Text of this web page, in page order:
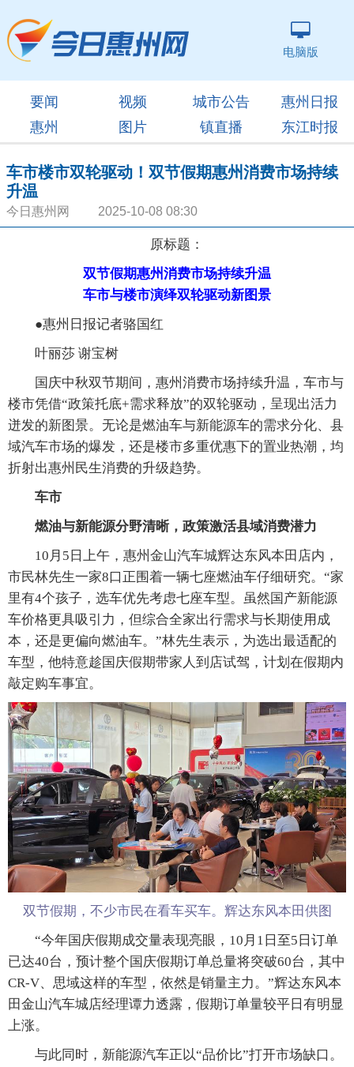
电脑版
要闻 视频 城市公告
惠州日报
惠州
图片 镇直播 东江时报
车市楼市双轮驱动！双节假期惠州消费市场持续
升温
今日惠州网 2025-10-08 08:30
原标题：
双节假期惠州消费市场持续升温
车市与楼市演绎双轮驱动新图景
●惠州日报记者骆国红
叶丽莎 谢宝树
国庆中秋双节期间，惠州消费市场持续升温，车市与
楼市凭借“政策托底+需求释放”的双轮驱动，呈现出活力
迸发的新图景。无论是燃油车与新能源车的需求分化、县
域汽车市场的爆发，还是楼市多重优惠下的置业热潮，均
折射出惠州民生消费的升级趋势。
车市
燃油与新能源分野清晰，政策激活县域消费潜力
10月5日上午，惠州金山汽车城辉达东风本田店内，
市民林先生一家8口正围着一辆七座燃油车仔细研究。“家
里有4个孩子，选车优先考虑七座车型。虽然国产新能源
车价格更具吸引力，但综合全家出行需求与长期使用成
本，还是更偏向燃油车。”林先生表示，为选出最适配的
车型，他特意趁国庆假期带家人到店试驾，计划在假期内
敲定购车事宜。
双节假期，不少市民在看车买车。辉达东风本田供图
“今年国庆假期成交量表现亮眼，10月1日至5日订单
已达40台，预计整个国庆假期订单总量将突破60台，其中
CR-V、思域这样的车型，依然是销量主力。”辉达东风本
田金山汽车城店经理谭力透露，假期订单量较平日有明显
上涨。
与此同时，新能源汽车正以“品价比”打开市场缺口。